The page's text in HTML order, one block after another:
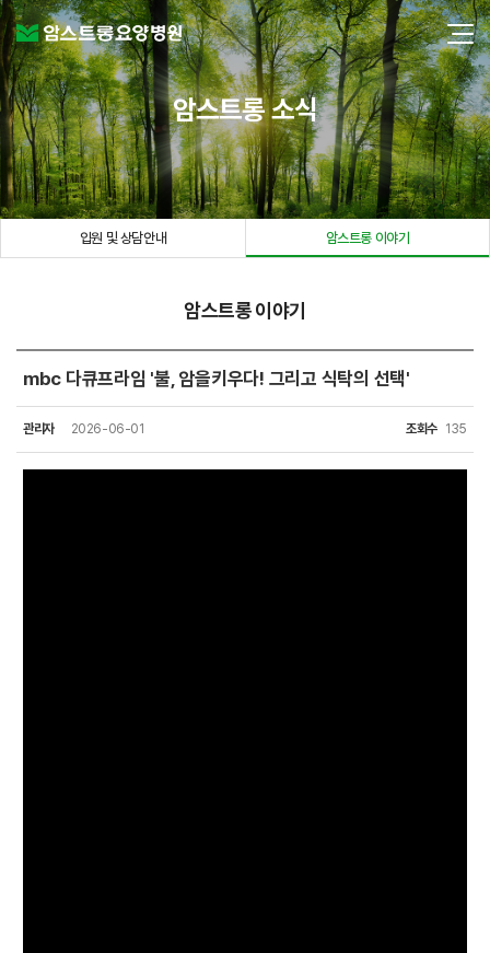
암스트롱 소식
입원 및 상담안내 암스트롱 이야기
암스트롱 이야기
mbc 다큐프라임 '불, 암을키우다! 그리고 식탁의 선택'
관리자 2026-06-01 조회수 135